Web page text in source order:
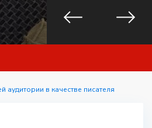
аудитории в качестве писателя